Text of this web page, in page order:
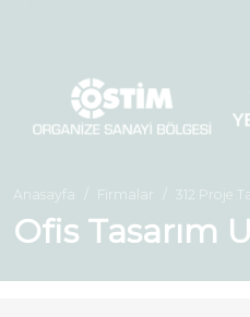
Anasayfa Firmalar 312 Proje
Ofis Tasarım